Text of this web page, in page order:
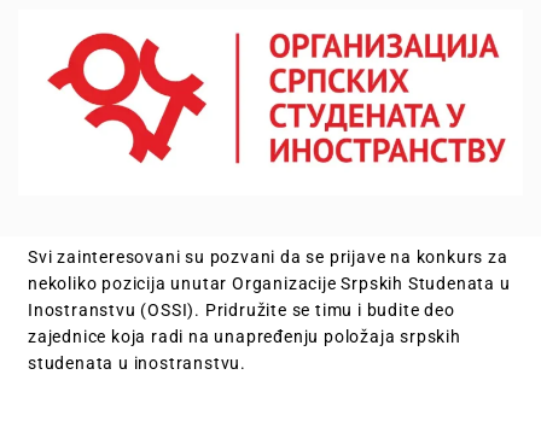
Svi zainteresovani su pozvani da se prijave na konkurs za
nekoliko pozicija unutar Organizacije Srpskih Studenata u
Inostranstvu (OSSI). Pridružite se timu i budite deo
zajednice koja radi na unapređenju položaja srpskih
studenata u inostranstvu.